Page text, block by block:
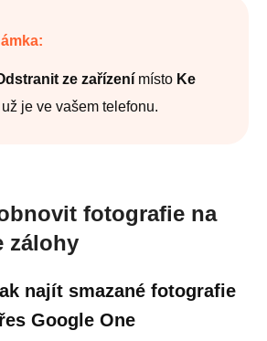
ze zařízení místo Ke
už je ve vašem telefonu.
fotografie na
zálohy
najít smazané fotografie
Google One